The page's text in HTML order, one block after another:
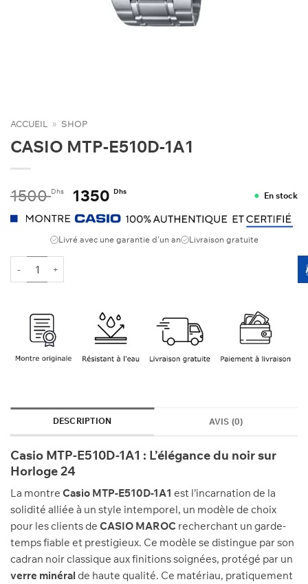
ACCUEIL » SHOP
CASIO MTP-E510D-1A1
1500Dhs Le
prix
initial
était :
1350 DhsLe
prix
actuel
est :
En stock
Livré avec une garantie d'un an Livraison gratuite
DESCRIPTION AVIS (0)
Casio MTP-E510D-1A1 : L’élégance du noir sur
Horloge 24
La montre Casio MTP-E510D-1A1 est l’incarnation de la
solidité alliée à un style intemporel, un modèle de choix
pour les clients de CASIO MAROC recherchant un garde-
temps fiable et prestigieux. Ce modèle se distingue par son
cadran noir classique aux finitions soignées, protégé par un
verre minéral de haute qualité. Ce matériau, pratiquement